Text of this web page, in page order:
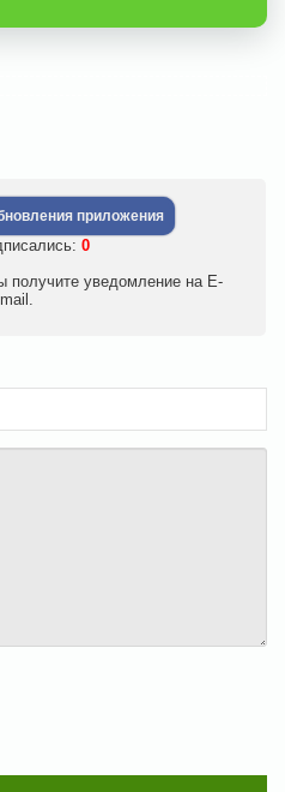
приложения
0
получите уведомление на E-
mail.